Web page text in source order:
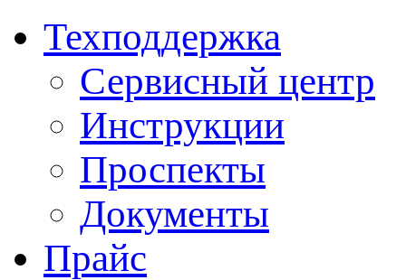
Техподдержка
Сервисный центр
Инструкции
Проспекты
Документы
Прайс